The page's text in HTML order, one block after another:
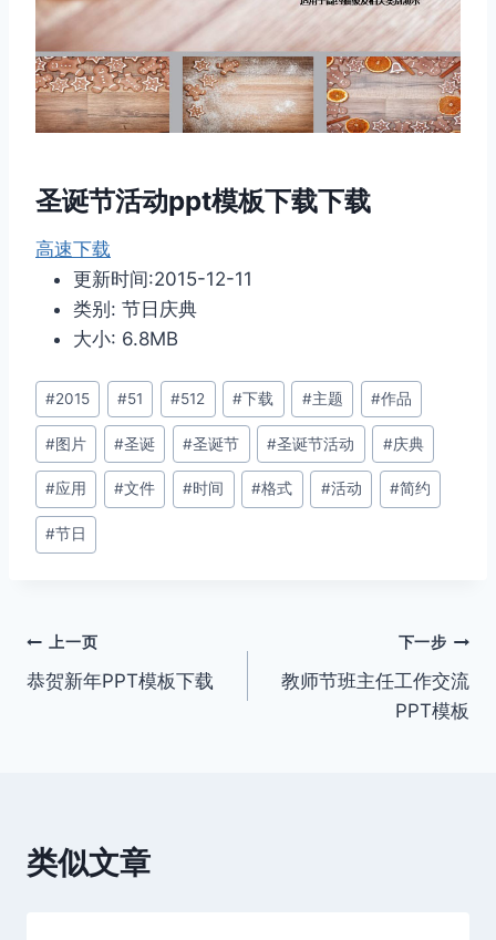
圣诞节活动ppt模板下载下载
高速下载
更新时间:2015-12-11
类别: 节日庆典
大小: 6.8MB
文
章
标
签：
#2015 #51 #512 #下载 #主题 #作品
#图片 #圣诞 #圣诞节 #圣诞节活动 #庆典
#应用 #文件 #时间 #格式 #活动 #简约
#节日
文
章
上一页
恭贺新年PPT模板下载
下一步
教师节班主任工作交流
PPT模板
类似文章